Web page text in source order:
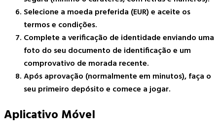
Selecione a moeda preferida (EUR) e aceite os
termos e condições.
Complete a verificação de identidade enviando uma
foto do seu documento de identificação e um
comprovativo de morada recente.
Após aprovação (normalmente em minutos), faça o
seu primeiro depósito e comece a jogar.
Aplicativo Móvel